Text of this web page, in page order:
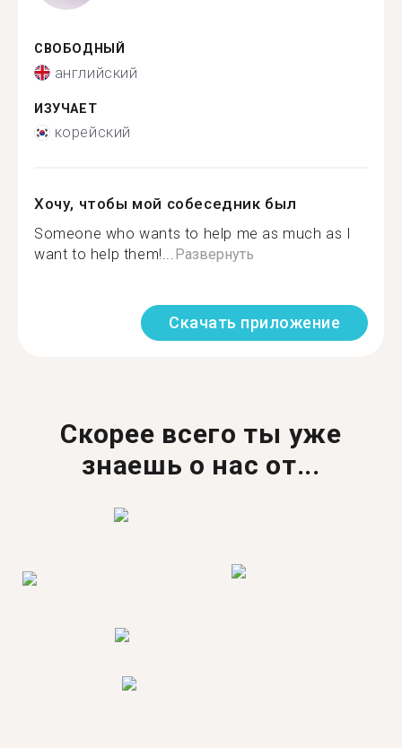
СВОБОДНЫЙ
английский
ИЗУЧАЕТ
корейский
Хочу, чтобы мой собеседник был
Someone who wants to help me as much as I
want to help them!...Развернуть
Скачать приложение
Скорее всего ты уже
знаешь о нас от...